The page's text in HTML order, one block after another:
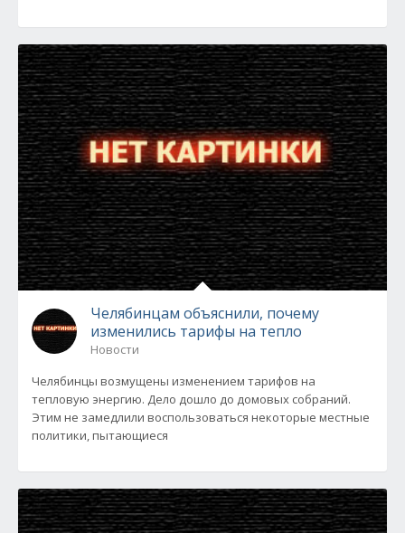
Челябинцам объяснили, почему
изменились тарифы на тепло
Новости
Челябинцы возмущены изменением тарифов на
тепловую энергию. Дело дошло до домовых собраний.
Этим не замедлили воспользоваться некоторые местные
политики, пытающиеся